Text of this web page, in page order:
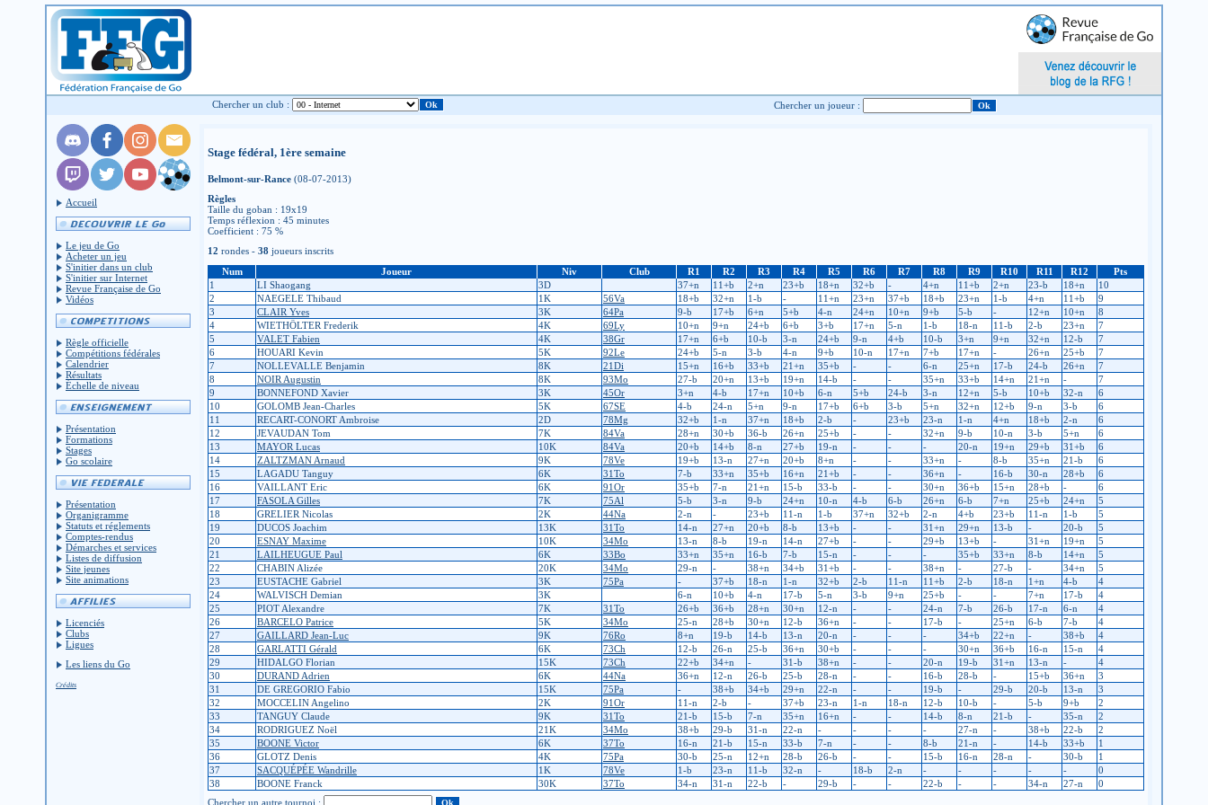
Chercher un club : Chercher un joueur :
Accueil
Le jeu de Go
Acheter un jeu
S'initier dans un club
S'initier sur Internet
Revue Française de Go
Vidéos
Règle officielle
Compétitions fédérales
Calendrier
Résultats
Échelle de niveau
Présentation
Formations
Stages
Go scolaire
Présentation
Organigramme
Statuts et réglements
Comptes-rendus
Démarches et services
Listes de diffusion
Site jeunes
Site animations
Licenciés
Clubs
Ligues
Les liens du Go
Crédits
Stage fédéral, 1ère semaine
Belmont-sur-Rance (08-07-2013)
Règles
Taille du goban : 19x19
Temps réflexion : 45 minutes
Coefficient : 75 %
12 rondes - 38 joueurs inscrits
Num
Joueur Niv Club R1 R2 R3 R4 R5 R6 R7 R8 R9 R10 R11 R12
Pts
1
LI Shaogang 3D 37+n 11+b 2+n 23+b 18+n 32+b - 4+n 11+b 2+n 23-b 18+n
10
2
NAEGELE Thibaud 1K 56Va 18+b 32+n 1-b - 11+n 23+n 37+b 18+b 23+n 1-b 4+n 11+b
9
3
CLAIR Yves 3K 64Pa 9-b 17+b 6+n 5+b 4-n 24+n 10+n 9+b 5-b - 12+n 10+n
8
4
WIETHÖLTER Frederik 4K 69Ly 10+n 9+n 24+b 6+b 3+b 17+n 5-n 1-b 18-n 11-b 2-b 23+n
7
5
VALET Fabien 4K 38Gr 17+n 6+b 10-b 3-n 24+b 9-n 4+b 10-b 3+n 9+n 32+n 12-b
7
6
HOUARI Kevin 5K 92Le 24+b 5-n 3-b 4-n 9+b 10-n 17+n 7+b 17+n - 26+n 25+b
7
7
NOLLEVALLE Benjamin 8K 21Di 15+n 16+b 33+b 21+n 35+b - - 6-n 25+n 17-b 24-b 26+n
7
8
NOIR Augustin 8K 93Mo 27-b 20+n 13+b 19+n 14-b - - 35+n 33+b 14+n 21+n -
7
9
BONNEFOND Xavier 3K 45Or 3+n 4-b 17+n 10+b 6-n 5+b 24-b 3-n 12+n 5-b 10+b 32-n
6
10
GOLOMB Jean-Charles 5K 67SE 4-b 24-n 5+n 9-n 17+b 6+b 3-b 5+n 32+n 12+b 9-n 3-b
6
11
RECART-CONORT Ambroise 2D 78Mg 32+b 1-n 37+n 18+b 2-b - 23+b 23-n 1-n 4+n 18+b 2-n
6
12
JEVAUDAN Tom 7K 84Va 28+n 30+b 36-b 26+n 25+b - - 32+n 9-b 10-n 3-b 5+n
6
13
MAYOR Lucas 10K 84Va 20+b 14+b 8-n 27+b 19-n - - - 20-n 19+n 29+b 31+b
6
14
ZALTZMAN Arnaud 9K 78Ve 19+b 13-n 27+n 20+b 8+n - - 33+n - 8-b 35+n 21-b
6
15
LAGADU Tanguy 6K 31To 7-b 33+n 35+b 16+n 21+b - - 36+n - 16-b 30-n 28+b
6
16
VAILLANT Eric 6K 91Or 35+b 7-n 21+n 15-b 33-b - - 30+n 36+b 15+n 28+b -
6
17
FASOLA Gilles 7K 75Al 5-b 3-n 9-b 24+n 10-n 4-b 6-b 26+n 6-b 7+n 25+b 24+n
5
18
GRELIER Nicolas 2K 44Na 2-n - 23+b 11-n 1-b 37+n 32+b 2-n 4+b 23+b 11-n 1-b
5
19
DUCOS Joachim 13K 31To 14-n 27+n 20+b 8-b 13+b - - 31+n 29+n 13-b - 20-b
5
20
ESNAY Maxime 10K 34Mo 13-n 8-b 19-n 14-n 27+b - - 29+b 13+b - 31+n 19+n
5
21
LAILHEUGUE Paul 6K 33Bo 33+n 35+n 16-b 7-b 15-n - - - 35+b 33+n 8-b 14+n
5
22
CHABIN Alizée 20K 34Mo 29-n - 38+n 34+b 31+b - - 38+n - 27-b - 34+n
5
23
EUSTACHE Gabriel 3K 75Pa - 37+b 18-n 1-n 32+b 2-b 11-n 11+b 2-b 18-n 1+n 4-b
4
24
WALVISCH Demian 3K 6-n 10+b 4-n 17-b 5-n 3-b 9+n 25+b - - 7+n 17-b
4
25
PIOT Alexandre 7K 31To 26+b 36+b 28+n 30+n 12-n - - 24-n 7-b 26-b 17-n 6-n
4
26
BARCELO Patrice 5K 34Mo 25-n 28+b 30+n 12-b 36+n - - 17-b - 25+n 6-b 7-b
4
27
GAILLARD Jean-Luc 9K 76Ro 8+n 19-b 14-b 13-n 20-n - - - 34+b 22+n - 38+b
4
28
GARLATTI Gérald 6K 73Ch 12-b 26-n 25-b 36+n 30+b - - - 30+n 36+b 16-n 15-n
4
29
HIDALGO Florian 15K 73Ch 22+b 34+n - 31-b 38+n - - 20-n 19-b 31+n 13-n -
4
30
DURAND Adrien 6K 44Na 36+n 12-n 26-b 25-b 28-n - - 16-b 28-b - 15+b 36+n
3
31
DE GREGORIO Fabio 15K 75Pa - 38+b 34+b 29+n 22-n - - 19-b - 29-b 20-b 13-n
3
32
MOCCELIN Angelino 2K 91Or 11-n 2-b - 37+b 23-n 1-n 18-n 12-b 10-b - 5-b 9+b
2
33
TANGUY Claude 9K 31To 21-b 15-b 7-n 35+n 16+n - - 14-b 8-n 21-b - 35-n
2
34
RODRIGUEZ Noël 21K 34Mo 38+b 29-b 31-n 22-n - - - - 27-n - 38+b 22-b
2
35
BOONE Victor 6K 37To 16-n 21-b 15-n 33-b 7-n - - 8-b 21-n - 14-b 33+b
1
36
GLOTZ Denis 4K 75Pa 30-b 25-n 12+n 28-b 26-b - - 15-b 16-n 28-n - 30-b
1
37
SACQUÉPÉE Wandrille 1K 78Ve 1-b 23-n 11-b 32-n - 18-b 2-n - - - - -
0
38
BOONE Franck 30K 37To 34-n 31-n 22-b - 29-b - - 22-b - - 34-n 27-n
0
Chercher un autre tournoi :